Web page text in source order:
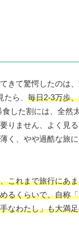
きて驚愕したのは
ら、 毎日2-3万歩
した割には、全然
りません、よく見る
く、やや過酷な旅
これまで旅行にあ
るくらいで、自称
なわたし」も大満